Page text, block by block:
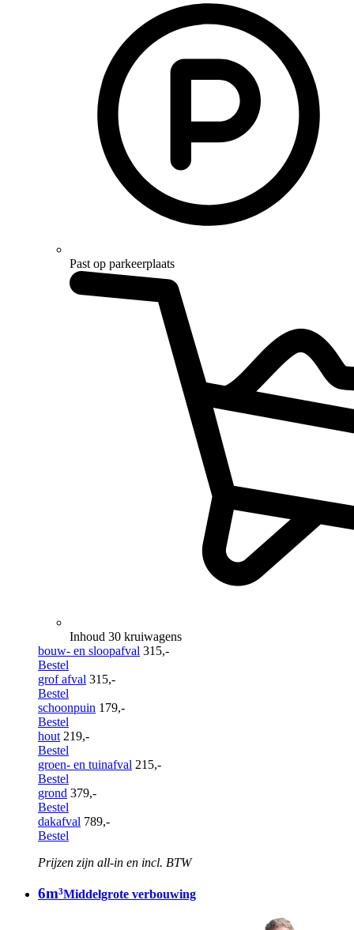
Past op parkeerplaats
Inhoud 30 kruiwagens
bouw- en sloopafval 315,-
Bestel
grof afval 315,-
Bestel
schoonpuin 179,-
Bestel
hout 219,-
Bestel
groen- en tuinafval 215,-
Bestel
grond 379,-
Bestel
dakafval 789,-
Bestel
Prijzen zijn all-in en incl. BTW
6m³Middelgrote verbouwing